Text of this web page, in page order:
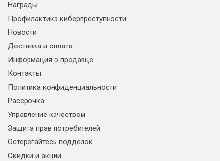
Награды
Профилактика киберпреступности
Новости
Доставка и оплата
Информация о продавце
Контакты
Политика конфиденциальности
Рассрочка
Управление качеством
Защита прав потребителей
Остерегайтесь подделок
Скидки и акции